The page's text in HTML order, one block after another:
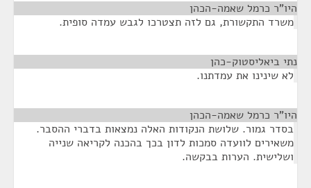
היו"ר כרמל שאמה-הכהן
משרד התקשורת, גם לזה תצטרכו לגבש עמדה סופית.
נתי ביאליסטוק-כהן
לא שינינו את עמדתנו.
היו"ר כרמל שאמה-הכהן
בסדר גמור. שלושת הנקודות האלה נמצאות בדברי ההסבר.
משאירים לוועדה סמכות לדון בכך בהכנה לקריאה שנייה
ושלישית. הערות בבקשה.